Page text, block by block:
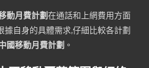
動月費計劃在通話和上網費用方面
據自身的具體需求,仔細比較各計劃
國移動月費計劃 。